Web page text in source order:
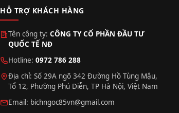
HỖ TRỢ KHÁCH HÀNG
Tên công ty:CÔNG TY CỔ PHẦN ĐẦU TƯ
QUỐC TẾ NĐ
Hotline:0972 786 288
Địa chỉ: Số 29A ngõ 342 Đường Hồ Tùng Mậu,
Tổ 12, Phường Phú Diễn, TP Hà Nội, Việt Nam
Email: bichngoc85vn@gmail.com